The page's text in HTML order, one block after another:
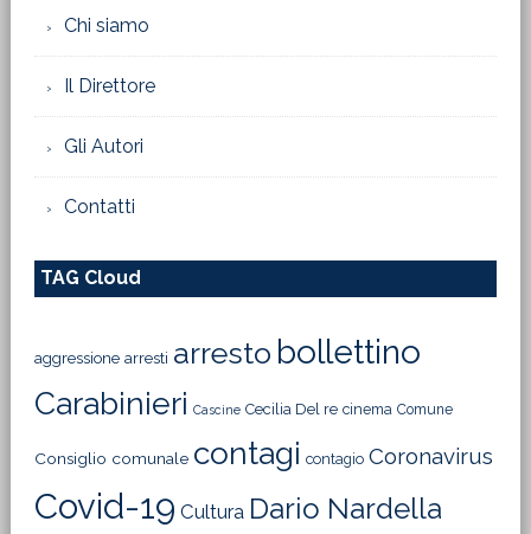
Chi siamo
Il Direttore
Gli Autori
Contatti
TAG Cloud
aggressione arresti arresto bollettino
Carabinieri Cascine Cecilia Del re cinema Comune
Consiglio comunale contagi contagio Coronavirus
Covid-19 Cultura Dario Nardella